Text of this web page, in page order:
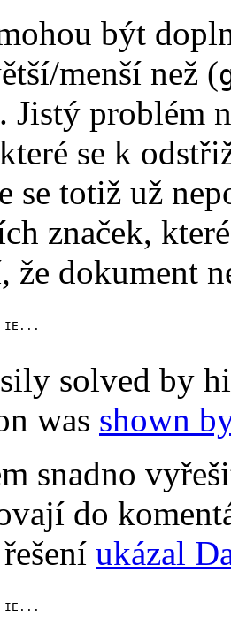
být
menší než (
. Jistý problém
se k
se totiž už
značek,
že dokument
solved by
was shown
snadno
do
ukázal